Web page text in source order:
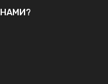
НАМИ?